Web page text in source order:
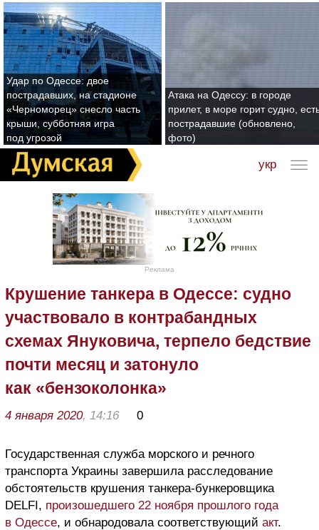
Удар по Одессе: двое
пострадавших, на стадионе
«Черноморец» снесло часть
крыши, субботняя игра
под угрозой
Атака на Одессу: в городе
прилет, в море горит судно,
пострадавшие (обновлено,
фото)
укр
Реклама
Крушение танкера в Одессе: судно
участвовало в контрабандных
схемах Януковича, терпело бедствие
почти месяц и затонуло
как «бензоколонка»
4 января 2020, 14:16 0
Государственная служба морского и речного
транспорта Украины завершила расследование
обстоятельств крушения танкера-бункеровщика
DELFI, произошедшего 22 ноября прошлого года
в Одессе, и обнародовала соответствующий акт.